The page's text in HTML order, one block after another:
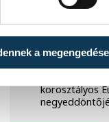
a megengedése
Férfi
nem
magyar
A magyar
32-27-re
korosztályos